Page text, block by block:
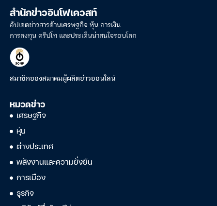
สำนักข่าวอินโฟเควสท์
อัปเดตข่าวสารด้านเศรษฐกิจ หุ้น การเงิน
การลงทุน คริปโท และประเด็นน่าสนใจรอบโลก
สมาชิกของสมาคมผู้ผลิตข่าวออนไลน์
หมวดข่าว
เศรษฐกิจ
หุ้น
ต่างประเทศ
พลังงานและความยั่งยืน
การเมือง
ธุรกิจ